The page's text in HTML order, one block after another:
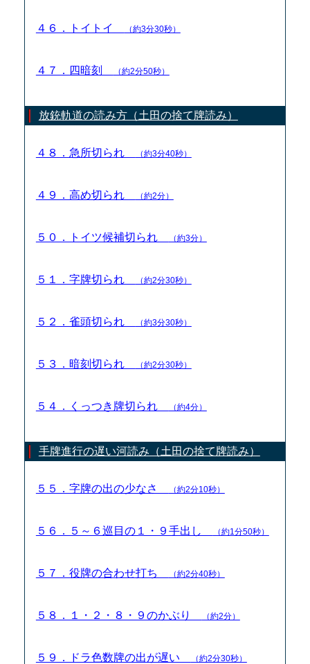
４６．トイトイ （約3分30秒）
４７．四暗刻 （約2分50秒）
放銃軌道の読み方（土田の捨て牌読み）
４８．急所切られ （約3分40秒）
４９．高め切られ （約2分）
５０．トイツ候補切られ （約3分）
５１．字牌切られ （約2分30秒）
５２．雀頭切られ （約3分30秒）
５３．暗刻切られ （約2分30秒）
５４．くっつき牌切られ （約4分）
手牌進行の遅い河読み（土田の捨て牌読み）
５５．字牌の出の少なさ （約2分10秒）
５６．５～６巡目の１・９手出し （約1分50秒）
５７．役牌の合わせ打ち （約2分40秒）
５８．１・２・８・９のかぶり （約2分）
５９．ドラ色数牌の出が遅い （約2分30秒）